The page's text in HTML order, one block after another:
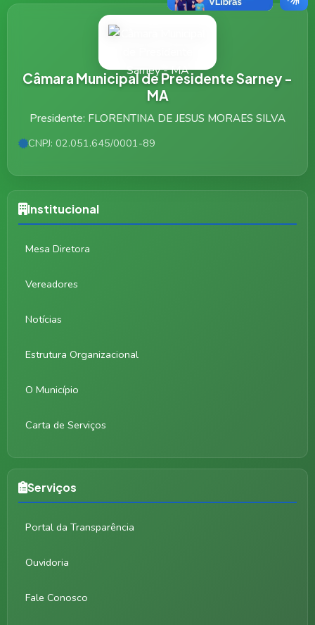
Câmara Municipal de Presidente Sarney -
MA
Presidente: FLORENTINA DE JESUS MORAES SILVA
CNPJ: 02.051.645/0001-89
Institucional
Mesa Diretora
Vereadores
Notícias
Estrutura Organizacional
O Município
Carta de Serviços
Serviços
Portal da Transparência
Ouvidoria
Fale Conosco